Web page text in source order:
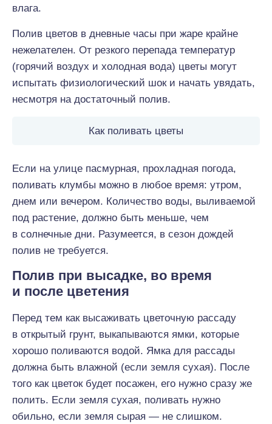
влага.
Полив цветов в дневные часы при жаре крайне
нежелателен. От резкого перепада температур
(горячий воздух и холодная вода) цветы могут
испытать физиологический шок и начать увядать,
несмотря на достаточный полив.
Как поливать цветы
Если на улице пасмурная, прохладная погода,
поливать клумбы можно в любое время: утром,
днем или вечером. Количество воды, выливаемой
под растение, должно быть меньше, чем
в солнечные дни. Разумеется, в сезон дождей
полив не требуется.
Полив при высадке, во время
и после цветения
Перед тем как высаживать цветочную рассаду
в открытый грунт, выкапываются ямки, которые
хорошо поливаются водой. Ямка для рассады
должна быть влажной (если земля сухая). После
того как цветок будет посажен, его нужно сразу же
полить. Если земля сухая, поливать нужно
обильно, если земля сырая — не слишком.